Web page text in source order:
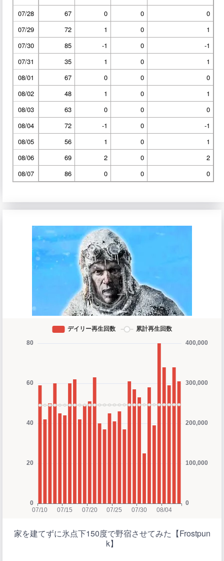
07/28
67 0 0
0
07/29
72 1 0
1
07/30
85 -1 0
-1
07/31
35 1 0
1
08/01
67 0 0
0
08/02
48 1 0
1
08/03
63 0 0
0
08/04
72 -1 0
-1
08/05
56 1 0
1
08/06
69 2 0
2
08/07
86 0 0 0
家を建てずに氷点下150度で野宿させてみた【Frostpun
k】